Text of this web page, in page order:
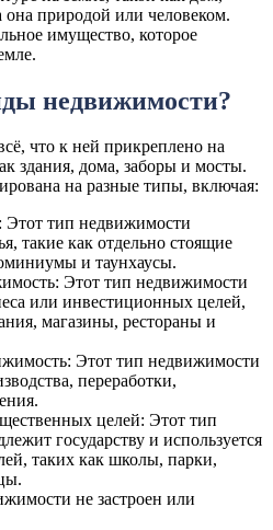
она природой или человеком.
имущество, которое
недвижимости?
что к ней прикреплено на
здания, дома, заборы и мосты.
на разные типы, включая:
тип недвижимости
такие как отдельно стоящие
и таунхаусы.
Этот тип недвижимости
или инвестиционных целей,
магазины, рестораны и
Этот тип недвижимости
переработки,
целей: Этот тип
государству и используется
таких как школы, парки,
не застроен или